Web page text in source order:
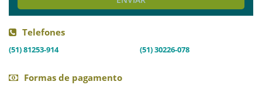
Telefones
(51) 81253-914 (51) 30226-078
Formas de pagamento